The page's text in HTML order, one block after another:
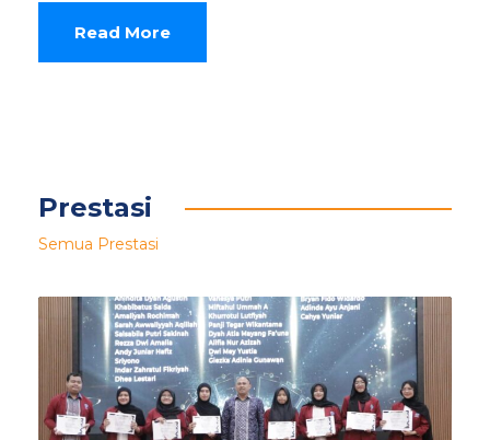
Read More
Prestasi
Semua Prestasi